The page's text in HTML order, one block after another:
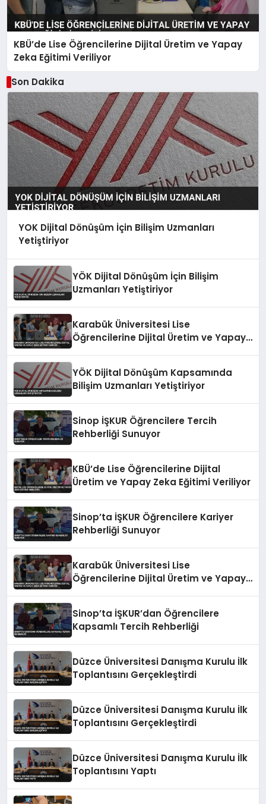
KBÜ’de Lise Öğrencilerine Dijital Üretim ve Yapay
Zeka Eğitimi Veriliyor
Son Dakika
YOK Dijital Dönüşüm İçin Bilişim Uzmanları
Yetiştiriyor
YÖK Dijital Dönüşüm İçin Bilişim
Uzmanları Yetiştiriyor
Karabük Üniversitesi Lise
Öğrencilerine Dijital Üretim ve Yapay
YÖK Dijital Dönüşüm Kapsamında
Bilişim Uzmanları Yetiştiriyor
Sinop İŞKUR Öğrencilere Tercih
Rehberliği Sunuyor
KBÜ’de Lise Öğrencilerine Dijital
Üretim ve Yapay Zeka Eğitimi Veriliyor
Sinop’ta İŞKUR Öğrencilere Kariyer
Rehberliği Sunuyor
Karabük Üniversitesi Lise
Öğrencilerine Dijital Üretim ve Yapay
Sinop’ta İŞKUR’dan Öğrencilere
Kapsamlı Tercih Rehberliği
Düzce Üniversitesi Danışma Kurulu İlk
Toplantısını Gerçekleştirdi
Düzce Üniversitesi Danışma Kurulu İlk
Toplantısını Gerçekleştirdi
Düzce Üniversitesi Danışma Kurulu İlk
Toplantısını Yaptı